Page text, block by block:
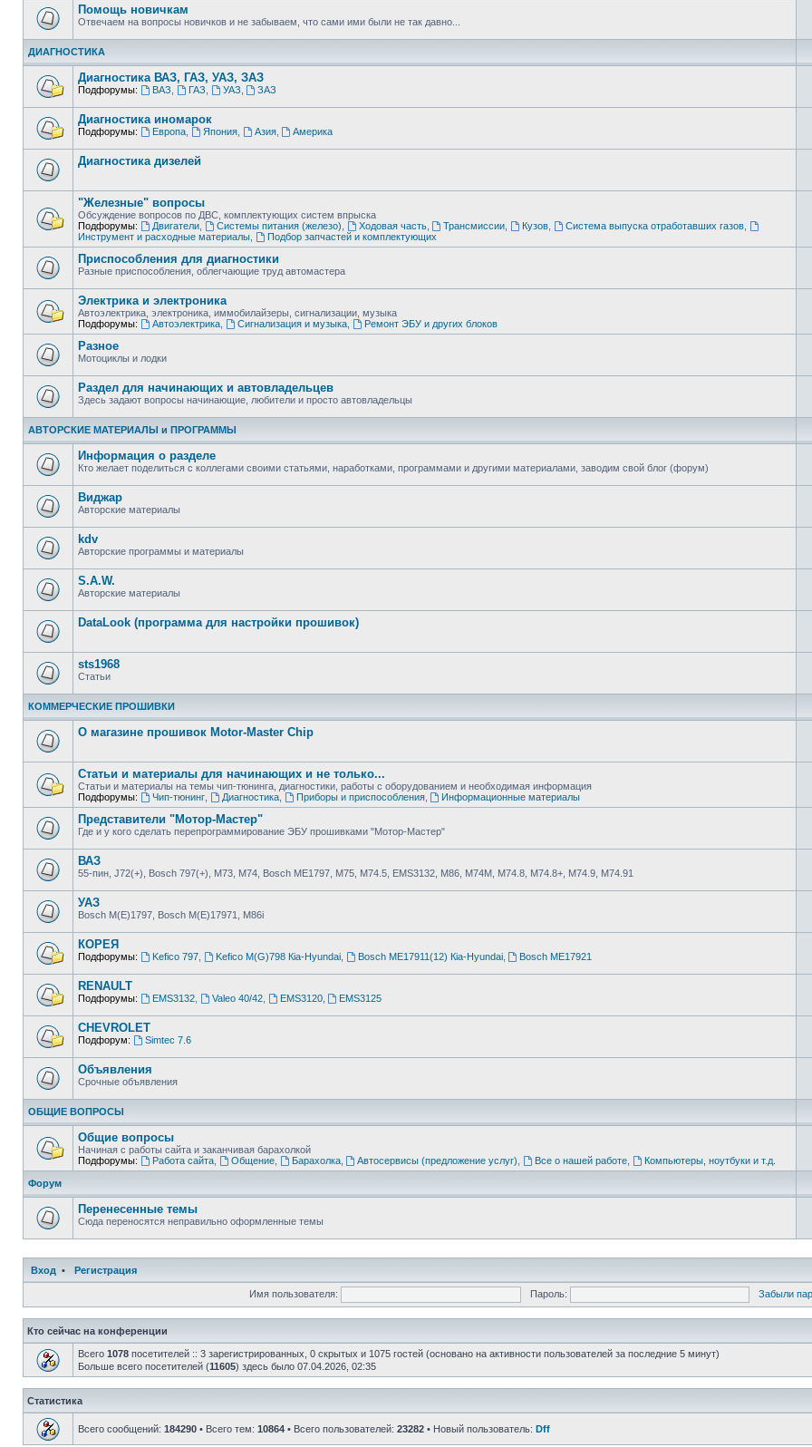
Помощь новичкам
Отвечаем на вопросы новичков и не забываем, что сами ими были не так давно...
ДИАГНОСТИКА
Диагностика ВАЗ, ГАЗ, УАЗ, ЗАЗ
Подфорумы: ВАЗ ГАЗ УАЗ ЗАЗ
Диагностика иномарок
Подфорумы: Европа, Япония, Азия, Америка
Диагностика дизелей
"Железные" вопросы
Обсуждение вопросов по ДВС, комплектующих систем впрыска
Подфорумы:
Двигатели, Системы питания (железо) Ходовая часть, Трансмиссии Кузов Система выпуска отработавших газов
Инструмент и расходные материалы
Подбор запчастей и комплектующих
Приспособления для диагностики
Разные приспособления, облегчающие труд автомастера
Электрика и электроника
Автоэлектрика, электроника, иммобилайзеры, сигнализации, музыка
Подфорумы:
Автоэлектрика, Сигнализация и музыка, Ремонт ЭБУ и других блоков
Разное
Мотоциклы и лодки
Раздел для начинающих и автовладельцев
Здесь задают вопросы начинающие, любители и просто автовладельцы
АВТОРСКИЕ МАТЕРИАЛЫ и ПРОГРАММЫ
Информация о разделе
Кто желает поделиться с коллегами своими статьями, наработками, программами и другими материалами, заводим свой блог (форум)
Виджар
Авторские материалы
kdv
Авторские программы и материалы
S.A.W.
Авторские материалы
DataLook (программа для настройки прошивок)
sts1968
Статьи
КОММЕРЧЕСКИЕ ПРОШИВКИ
О магазине прошивок Motor-Master Chip
Статьи и материалы для начинающих и не только...
Статьи и материалы на темы чип-тюнинга, диагностики, работы с оборудованием и необходимая информация
Подфорумы:
Чип-тюнинг, Диагностика, Приборы и приспособления, Информационные материалы
Представители "Мотор-Мастер"
Где и у кого сделать перепрограммирование ЭБУ прошивками "Мотор-Мастер"
ВАЗ
55-пин, J72(+), Bosch 797(+), М73, М74, Bosch ME1797, М75, М74.5, EMS3132, М86, М74М, М74.8, М74.8+, М74.9, М74.91
УАЗ
Bosch M(E)1797, Bosch M(E)17971, М86i
КОРЕЯ
Подфорумы: Kefico 797, Kefico M(G)798 Кia-Hyundai, Bosch ME17911(12) Кia-Hyundai, Bosch ME17921
RENAULT
Подфорумы: EMS3132, Valeo 40/42, EMS3120, EMS3125
CHEVROLET
Подфорум: Simtec 7.6
Объявления
Срочные объявления
ОБЩИЕ ВОПРОСЫ
Общие вопросы
Начиная с работы сайта и заканчивая барахолкой
Подфорумы:
Работа сайта, Общение, Барахолка, Автосервисы (предложение услуг) Все о нашей работе Компьютеры, ноутбуки и т.д.
Форум
Перенесенные темы
Сюда переносятся неправильно оформленные темы
Вход • Регистрация
Имя пользователя: Пароль: Забыли
Кто сейчас на конференции
Всего 1078 посетителей :: 3 зарегистрированных, 0 скрытых и 1075 гостей (основано на активности пользователей за последние 5 минут)
Больше всего посетителей (11605) здесь было 07.04.2026, 02:35
Статистика
Всего сообщений: 184290 • Всего тем: 10864 • Всего пользователей: 23282 • Новый пользователь: Dff